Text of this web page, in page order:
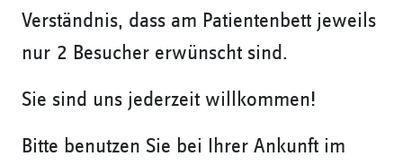
Verständnis, dass am Patientenbett jeweils
nur 2 Besucher erwünscht sind.
Sie sind uns jederzeit willkommen!
Bitte benutzen Sie bei Ihrer Ankunft im